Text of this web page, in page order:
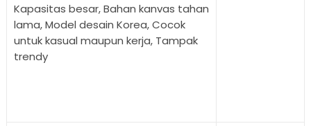
Kapasitas besar, Bahan kanvas tahan
lama, Model desain Korea, Cocok
untuk kasual maupun kerja, Tampak
trendy